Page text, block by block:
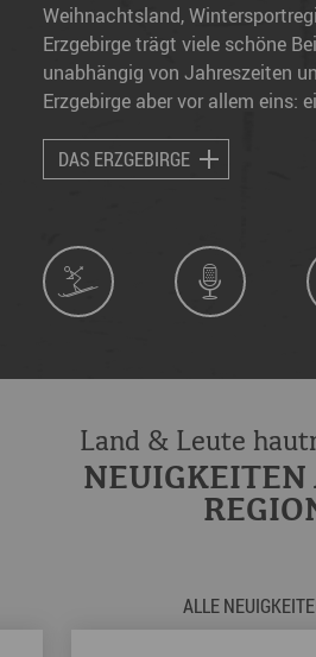
Weihnachtsland,
Erzgebirge trägt viele schöne
unabhängig von Jahreszeiten
Erzgebirge aber vor allem eins:
DAS ERZGEBIRGE
Land & Leute
NEUIGKEITEN
ALLE